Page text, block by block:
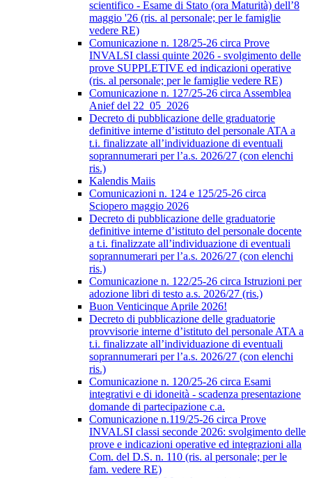
scientifico - Esame di Stato (ora Maturità) dell’8
maggio '26 (ris. al personale; per le famiglie
vedere RE)
Comunicazione n. 128/25-26 circa Prove
INVALSI classi quinte 2026 - svolgimento delle
prove SUPPLETIVE ed indicazioni operative
(ris. al personale; per le famiglie vedere RE)
Comunicazione n. 127/25-26 circa Assemblea
Anief del 22_05_2026
Decreto di pubblicazione delle graduatorie
definitive interne d’istituto del personale ATA a
t.i. finalizzate all’individuazione di eventuali
soprannumerari per l’a.s. 2026/27 (con elenchi
ris.)
Kalendis Maiis
Comunicazioni n. 124 e 125/25-26 circa
Sciopero maggio 2026
Decreto di pubblicazione delle graduatorie
definitive interne d’istituto del personale docente
a t.i. finalizzate all’individuazione di eventuali
soprannumerari per l’a.s. 2026/27 (con elenchi
ris.)
Comunicazione n. 122/25-26 circa Istruzioni per
adozione libri di testo a.s. 2026/27 (ris.)
Buon Venticinque Aprile 2026!
Decreto di pubblicazione delle graduatorie
provvisorie interne d’istituto del personale ATA a
t.i. finalizzate all’individuazione di eventuali
soprannumerari per l’a.s. 2026/27 (con elenchi
ris.)
Comunicazione n. 120/25-26 circa Esami
integrativi e di idoneità - scadenza presentazione
domande di partecipazione c.a.
Comunicazione n.119/25-26 circa Prove
INVALSI classi seconde 2026: svolgimento delle
prove e indicazioni operative ed integrazioni alla
Com. del D.S. n. 110 (ris. al personale; per le
fam. vedere RE)